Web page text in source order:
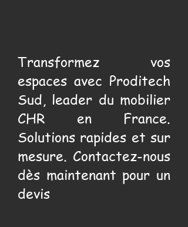
Transformez vos
espaces avec Proditech
Sud, leader du mobilier
CHR en France.
Solutions rapides et sur
mesure. Contactez-nous
dès maintenant pour un
devis